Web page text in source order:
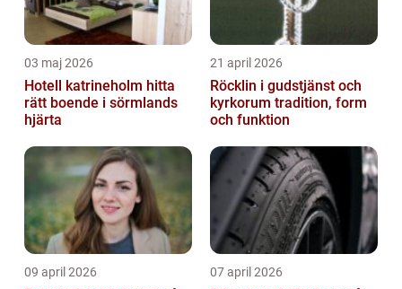
03 maj 2026
Hotell katrineholm hitta
rätt boende i sörmlands
hjärta
21 april 2026
Röcklin i gudstjänst och
kyrkorum tradition, form
och funktion
09 april 2026 07 april 2026